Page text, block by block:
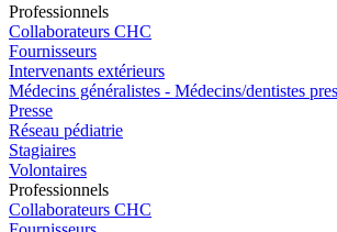
Professionnels
Collaborateurs CHC
Fournisseurs
Intervenants extérieurs
Médecins généralistes - Médecins/dentistes
Presse
Réseau pédiatrie
Stagiaires
Volontaires
Professionnels
Collaborateurs CHC